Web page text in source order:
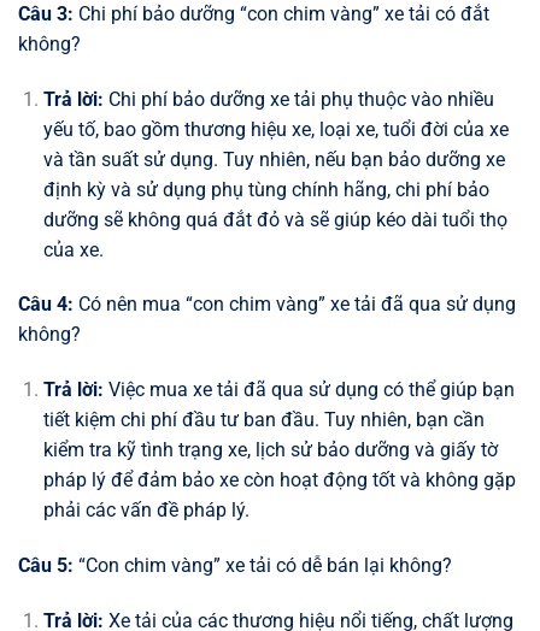
Câu 3: Chi phí bảo dưỡng “con chim vàng” xe tải có đắt
không?
Trả lời: Chi phí bảo dưỡng xe tải phụ thuộc vào nhiều
yếu tố, bao gồm thương hiệu xe, loại xe, tuổi đời của xe
và tần suất sử dụng. Tuy nhiên, nếu bạn bảo dưỡng xe
định kỳ và sử dụng phụ tùng chính hãng, chi phí bảo
dưỡng sẽ không quá đắt đỏ và sẽ giúp kéo dài tuổi thọ
của xe.
Câu 4: Có nên mua “con chim vàng” xe tải đã qua sử dụng
không?
Trả lời: Việc mua xe tải đã qua sử dụng có thể giúp bạn
tiết kiệm chi phí đầu tư ban đầu. Tuy nhiên, bạn cần
kiểm tra kỹ tình trạng xe, lịch sử bảo dưỡng và giấy tờ
pháp lý để đảm bảo xe còn hoạt động tốt và không gặp
phải các vấn đề pháp lý.
Câu 5: “Con chim vàng” xe tải có dễ bán lại không?
Trả lời: Xe tải của các thương hiệu nổi tiếng, chất lượng